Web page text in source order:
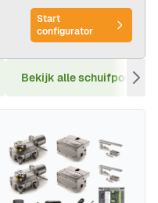
Start
configurator
Bekijk alle